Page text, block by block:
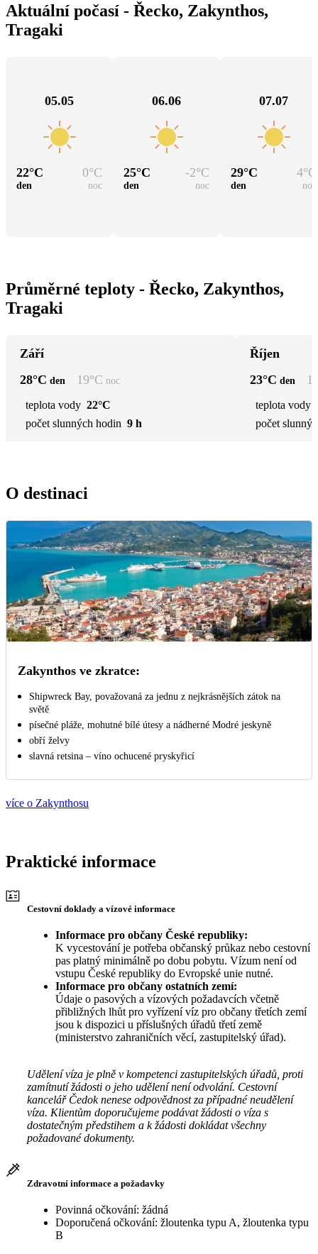
Aktuální počasí - Řecko, Zakynthos,
Tragaki
05.05
22°C 0°C
den noc
06.06
25°C -2°C
den noc
07.07
29°C 4°C
den noc
Průměrné teploty - Řecko, Zakynthos,
Tragaki
Září
28°C den 19°C noc
teplota vody 22°C
počet slunných hodin 9 h
Říjen
23°C den
teplota vody
počet
O destinaci
Zakynthos ve zkratce:
Shipwreck Bay, považovaná za jednu z nejkrásnějších zátok na
světě
písečné pláže, mohutné bílé útesy a nádherné Modré jeskyně
obří želvy
slavná retsina – víno ochucené pryskyřicí
více o Zakynthosu
Praktické informace
Cestovní doklady a vízové informace
Informace pro občany České republiky:
K vycestování je potřeba občanský průkaz nebo cestovní
pas platný minimálně po dobu pobytu. Vízum není od
vstupu České republiky do Evropské unie nutné.
Informace pro občany ostatních zemí:
Údaje o pasových a vízových požadavcích včetně
přibližných lhůt pro vyřízení víz pro občany třetích zemí
jsou k dispozici u příslušných úřadů třetí země
(ministerstvo zahraničních věcí, zastupitelský úřad).
Udělení víza je plně v kompetenci zastupitelských úřadů, proti
zamítnutí žádosti o jeho udělení není odvolání. Cestovní
kancelář Čedok nenese odpovědnost za případné neudělení
víza. Klientům doporučujeme podávat žádosti o víza s
dostatečným předstihem a k žádosti dokládat všechny
požadované dokumenty.
Zdravotní informace a požadavky
Povinná očkování: žádná
Doporučená očkování: žloutenka typu A, žloutenka typu
B